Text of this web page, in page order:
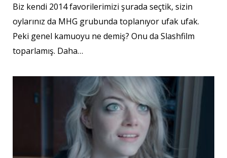
Biz kendi 2014 favorilerimizi şurada seçtik, sizin
oylarınız da MHG grubunda toplanıyor ufak ufak.
Peki genel kamuoyu ne demiş? Onu da Slashfilm
toparlamış. Daha…